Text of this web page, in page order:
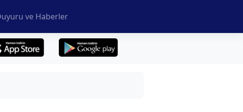
ve Haberler